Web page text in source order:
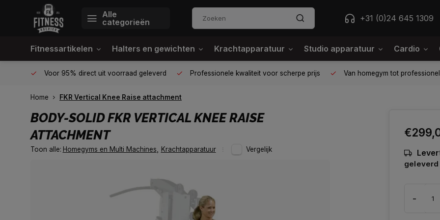
Alle
categorieën
+31 (0)24 645 1309
Fitnessartikelen Halters en gewichten Krachtapparatuur Studio apparatuur Cardio
Voor 95% direct uit voorraad geleverd Professionele kwaliteit voor scherpe prijs Van homegym tot
Home FKR Vertical Knee Raise attachment
BODY-SOLIDFKR VERTICAL KNEE RAISE
ATTACHMENT
Toon alle: Homegyms en Multi Machines Krachtapparatuur Vergelijk
geleverd
-